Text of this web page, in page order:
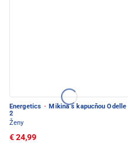
Energetics · Mikina s kapucňou Odelle
2
Ženy
€ 24,99